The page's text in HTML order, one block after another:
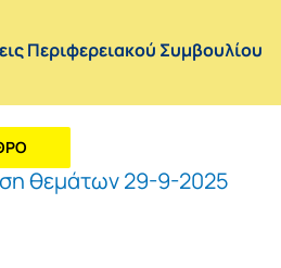
Περιφερειακού Συμβουλίου
θεμάτων 29-9-2025